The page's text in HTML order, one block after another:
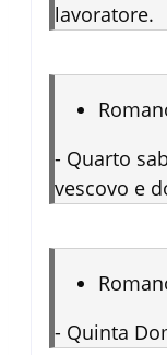
lavoratore.
- Quarto
vescovo e
- Quinta